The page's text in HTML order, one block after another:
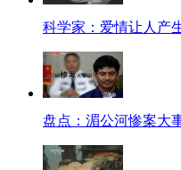
科学家：爱情让人产
盘点：湄公河惨案大